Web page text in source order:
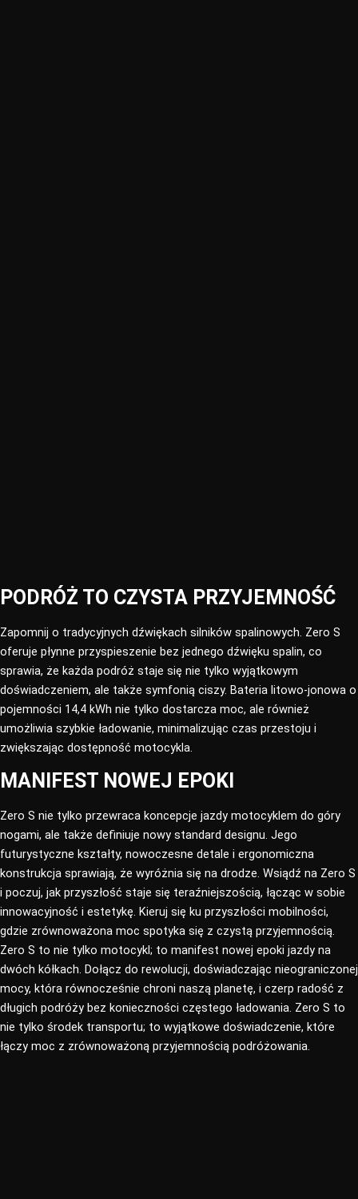
PODRÓŻ TO CZYSTA PRZYJEMNOŚĆ
Zapomnij o tradycyjnych dźwiękach silników spalinowych. Zero S
oferuje płynne przyspieszenie bez jednego dźwięku spalin, co
sprawia, że każda podróż staje się nie tylko wyjątkowym
doświadczeniem, ale także symfonią ciszy. Bateria litowo-jonowa o
pojemności 14,4 kWh nie tylko dostarcza moc, ale również
umożliwia szybkie ładowanie, minimalizując czas przestoju i
zwiększając dostępność motocykla.
MANIFEST NOWEJ EPOKI​
Zero S nie tylko przewraca koncepcje jazdy motocyklem do góry
nogami, ale także definiuje nowy standard designu. Jego
futurystyczne kształty, nowoczesne detale i ergonomiczna
konstrukcja sprawiają, że wyróżnia się na drodze. Wsiądź na Zero S
i poczuj, jak przyszłość staje się teraźniejszością, łącząc w sobie
innowacyjność i estetykę. Kieruj się ku przyszłości mobilności,
gdzie zrównoważona moc spotyka się z czystą przyjemnością.
Zero S to nie tylko motocykl; to manifest nowej epoki jazdy na
dwóch kółkach. Dołącz do rewolucji, doświadczając nieograniczonej
mocy, która równocześnie chroni naszą planetę, i czerp radość z
długich podróży bez konieczności częstego ładowania. Zero S to
nie tylko środek transportu; to wyjątkowe doświadczenie, które
łączy moc z zrównoważoną przyjemnością podróżowania.